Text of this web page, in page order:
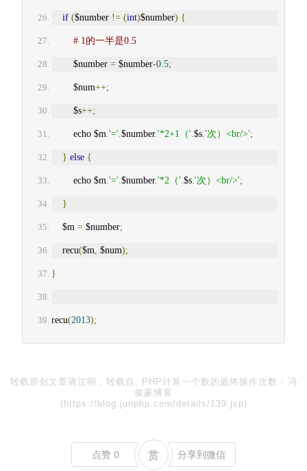
if ($number != (int)$number) {
# 1的一半是0.5
        $number
= $number-0.5;
        $num
++;
        $s
++;
        echo $m
.'='.$number.'*2+1（'.$s.'次）<br/>';
} else {
        echo $m
.'='.$number.'*2（'.$s.'次）<br/>';
}
    $m
= $number;
    recu
($m, $num);
}
recu(2013);
转载原创文章请注明，转载自: PHP计算一个数的最终操作次数 - 冯
俊豪博客
(https://blog.junphp.com/details/139.jsp)
点赞 0 赏 分享到微信